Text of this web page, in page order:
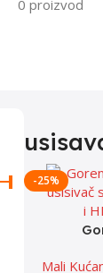
0 proizvod
-25%
Mali